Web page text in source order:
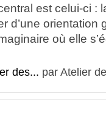
est celui-ci :
d’une orientation
où elle
des... par Atelier